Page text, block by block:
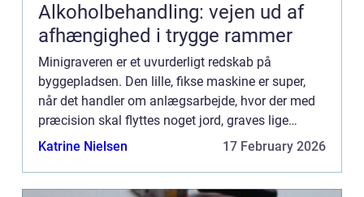
Alkoholbehandling: vejen ud af
afhængighed i trygge rammer
Minigraveren er et uvurderligt redskab på
byggepladsen. Den lille, fikse maskine er super,
når det handler om anlægsarbejde, hvor der med
præcision skal flyttes noget jord, graves lige
render, eller måske løftes t...
Katrine Nielsen 17 February 2026